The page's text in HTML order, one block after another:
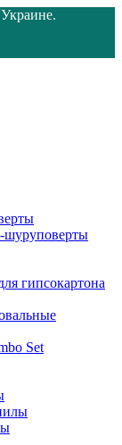
шуруповерты
гипсокартона
Set